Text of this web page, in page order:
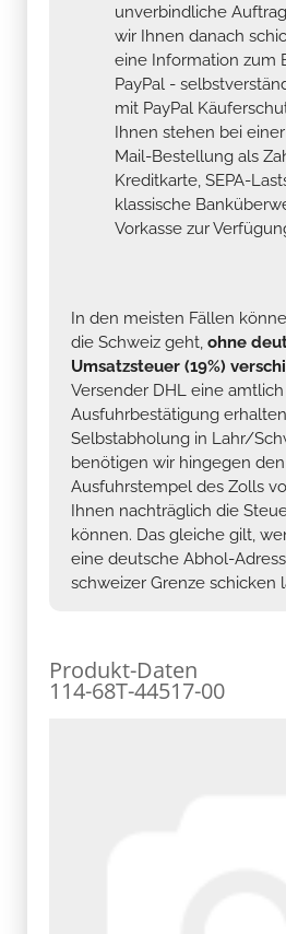
unverbindliche
wir Ihnen danach
eine Information zum
PayPal -
mit PayPal
Ihnen stehen bei
Mail-Bestellung als
Kreditkarte, SEPA-
klassische
Vorkasse zur
In den meisten Fällen
die Schweiz geht, ohne
Umsatzsteuer (19%)
Versender DHL eine
Ausfuhrbestätigung
Selbstabholung in Lahr/
benötigen wir hingegen
Ausfuhrstempel des Zolls
Ihnen nachträglich die
können. Das gleiche gilt,
eine deutsche Abhol-
schweizer Grenze schicken
Produkt-Daten
114-68T-44517-00